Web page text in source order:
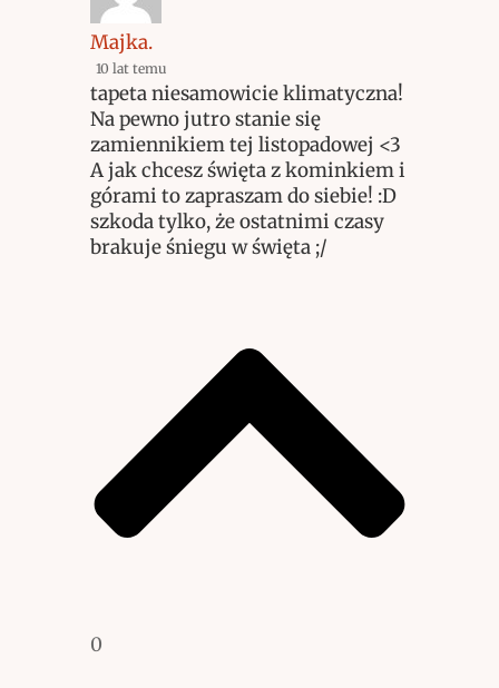
Majka.
10 lat temu
tapeta niesamowicie klimatyczna!
Na pewno jutro stanie się
zamiennikiem tej listopadowej <3
A jak chcesz święta z kominkiem i
górami to zapraszam do siebie! :D
szkoda tylko, że ostatnimi czasy
brakuje śniegu w święta ;/
0